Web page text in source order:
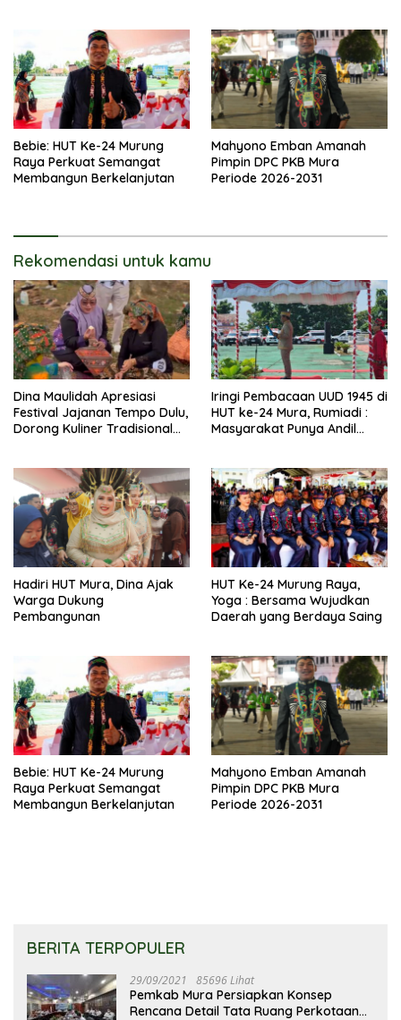
Bebie: HUT Ke-24 Murung
Raya Perkuat Semangat
Membangun Berkelanjutan
Mahyono Emban Amanah
Pimpin DPC PKB Mura
Periode 2026-2031
Rekomendasi untuk kamu
Dina Maulidah Apresiasi
Festival Jajanan Tempo Dulu,
Dorong Kuliner Tradisional
Iringi Pembacaan UUD 1945 di
HUT ke-24 Mura, Rumiadi :
Masyarakat Punya Andil
Hadiri HUT Mura, Dina Ajak
Warga Dukung
Pembangunan
HUT Ke-24 Murung Raya,
Yoga : Bersama Wujudkan
Daerah yang Berdaya Saing
Bebie: HUT Ke-24 Murung
Raya Perkuat Semangat
Membangun Berkelanjutan
Mahyono Emban Amanah
Pimpin DPC PKB Mura
Periode 2026-2031
BERITA TERPOPULER
29/09/2021 85696 Lihat
Pemkab Mura Persiapkan Konsep
Rencana Detail Tata Ruang Perkotaan